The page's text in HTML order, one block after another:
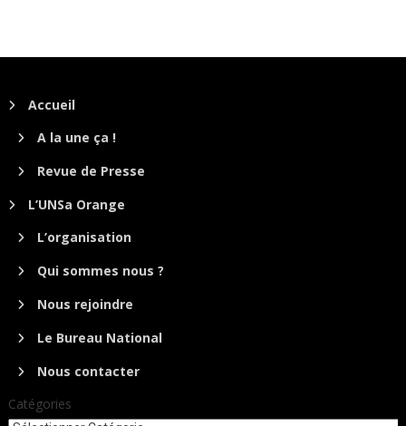
Accueil
A la une ça !
Revue de Presse
L’UNSa Orange
L’organisation
Qui sommes nous ?
Nous rejoindre
Le Bureau National
Nous contacter
Catégories